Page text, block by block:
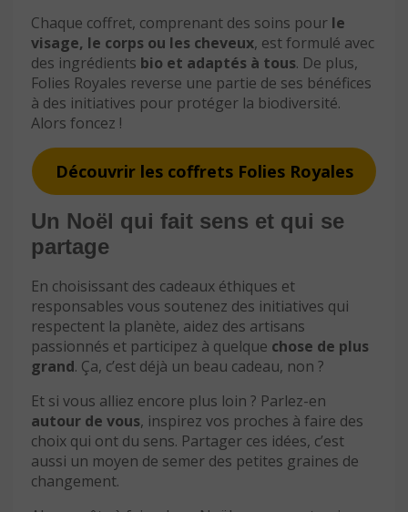
Chaque coffret, comprenant des soins pour le
visage, le corps ou les cheveux, est formulé avec
des ingrédients bio et adaptés à tous. De plus,
Folies Royales reverse une partie de ses bénéfices
à des initiatives pour protéger la biodiversité.
Alors foncez !
Découvrir les coffrets Folies Royales
Un Noël qui fait sens et qui se
partage
En choisissant des cadeaux éthiques et
responsables vous soutenez des initiatives qui
respectent la planète, aidez des artisans
passionnés et participez à quelque chose de plus
grand. Ça, c’est déjà un beau cadeau, non ?
Et si vous alliez encore plus loin ? Parlez-en
autour de vous, inspirez vos proches à faire des
choix qui ont du sens. Partager ces idées, c’est
aussi un moyen de semer des petites graines de
changement.